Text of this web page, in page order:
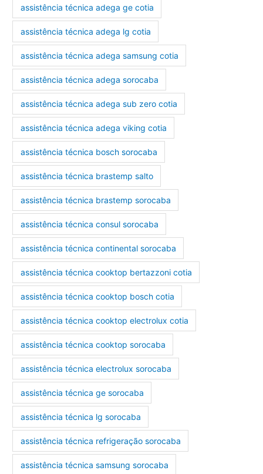
assistência técnica adega ge cotia
assistência técnica adega lg cotia
assistência técnica adega samsung cotia
assistência técnica adega sorocaba
assistência técnica adega sub zero cotia
assistência técnica adega viking cotia
assistência técnica bosch sorocaba
assistência técnica brastemp salto
assistência técnica brastemp sorocaba
assistência técnica consul sorocaba
assistência técnica continental sorocaba
assistência técnica cooktop bertazzoni cotia
assistência técnica cooktop bosch cotia
assistência técnica cooktop electrolux cotia
assistência técnica cooktop sorocaba
assistência técnica electrolux sorocaba
assistência técnica ge sorocaba
assistência técnica lg sorocaba
assistência técnica refrigeração sorocaba
assistência técnica samsung sorocaba